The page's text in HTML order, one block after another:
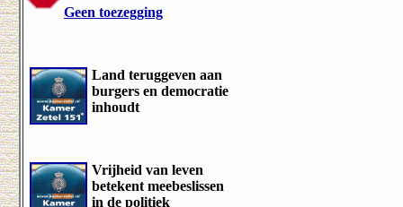
Geen toezegging
Land teruggeven aan
burgers en democratie
inhoudt
Vrijheid van leven
betekent meebeslissen
in de politiek